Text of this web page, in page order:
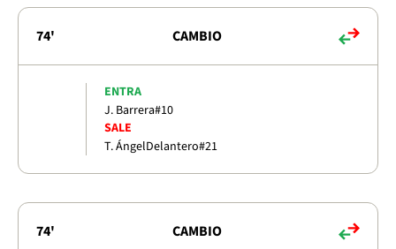
74' CAMBIO
ENTRA
J. Barrera#10
SALE
T. ÁngelDelantero#21
74' CAMBIO